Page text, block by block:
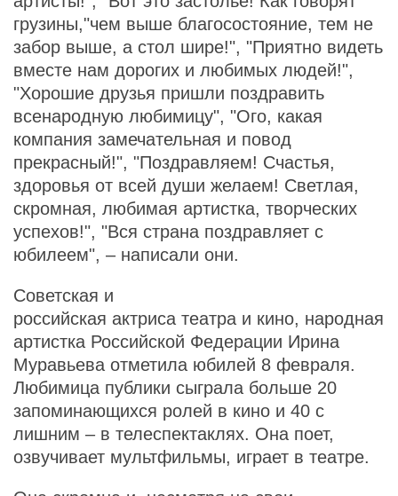
грузины,"чем выше благосостояние, тем не
забор выше, а стол шире!", "Приятно видеть
вместе нам дорогих и любимых людей!",
"Хорошие друзья пришли поздравить
всенародную любимицу", "Ого, какая
компания замечательная и повод
прекрасный!", "Поздравляем! Счастья,
здоровья от всей души желаем! Светлая,
скромная, любимая артистка, творческих
успехов!", "Вся страна поздравляет с
юбилеем", – написали они.
Советская и
российская актриса театра и кино, народная
артистка Российской Федерации Ирина
Муравьева отметила юбилей 8 февраля.
Любимица публики сыграла больше 20
запоминающихся ролей в кино и 40 с
лишним – в телеспектаклях. Она поет,
озвучивает мультфильмы, играет в театре.